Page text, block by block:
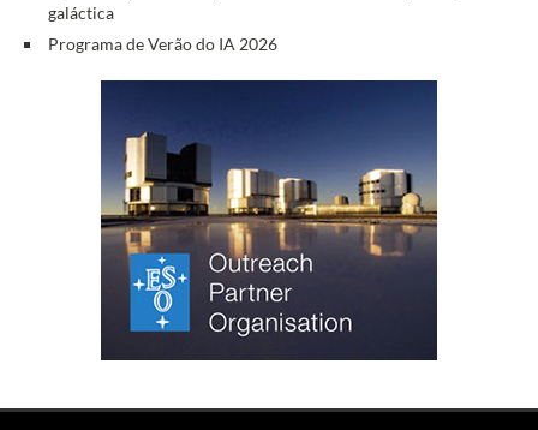
galáctica
Programa de Verão do IA 2026